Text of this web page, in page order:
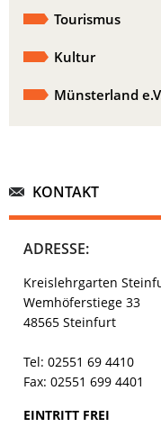
Tourismus
Kultur
Münsterland
KONTAKT
ADRESSE:
Kreislehrgarten
Wemhöferstiege 33
48565 Steinfurt
Tel: 02551 69 4410
Fax: 02551 699 4401
EINTRITT FREI